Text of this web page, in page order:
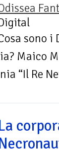
sono
Maico
“Il Re